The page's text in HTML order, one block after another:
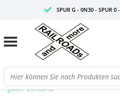
SPUR G - 0N30 - SPUR 0
Startseite/F3 AB Doppellok
guter Zustand